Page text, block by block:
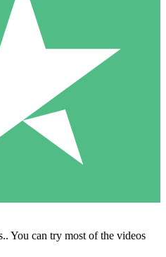
You can try most of the videos